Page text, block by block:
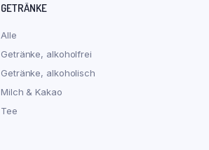
GETRÄNKE
Alle
Getränke, alkoholfrei
Getränke, alkoholisch
Milch & Kakao
Tee